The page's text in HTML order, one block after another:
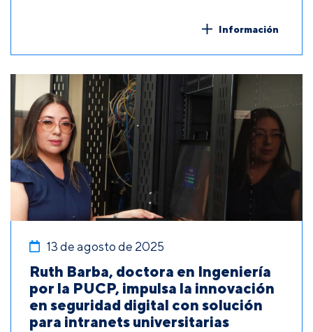
Información
13 de agosto de 2025
Ruth Barba, doctora en Ingeniería
por la PUCP, impulsa la innovación
en seguridad digital con solución
para intranets universitarias